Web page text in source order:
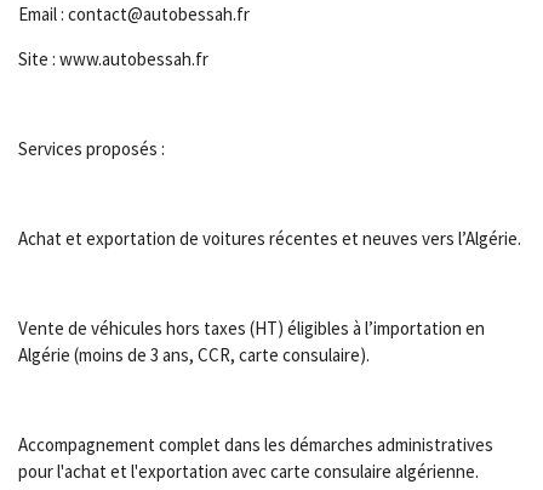
Email : contact@autobessah.fr
Site : www.autobessah.fr
Services proposés :
Achat et exportation de voitures récentes et neuves vers l’Algérie.
Vente de véhicules hors taxes (HT) éligibles à l’importation en
Algérie (moins de 3 ans, CCR, carte consulaire).
Accompagnement complet dans les démarches administratives
pour l'achat et l'exportation avec carte consulaire algérienne.